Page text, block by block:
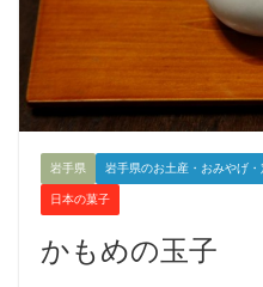
岩手県 岩手県のお土産・おみやげ
日本の菓子
かもめの玉子